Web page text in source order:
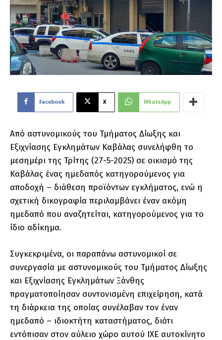
Facebook X WhatsApp
Από αστυνομικούς του Τμήματος Δίωξης και
Εξιχνίασης Εγκλημάτων Καβάλας συνελήφθη το
μεσημέρι της Τρίτης (27-5-2025) σε οικισμό της
Καβάλας ένας ημεδαπός κατηγορούμενος για
αποδοχή – διάθεση προϊόντων εγκλήματος, ενώ η
σχετική δικογραφία περιλαμβάνει έναν ακόμη
ημεδαπό που αναζητείται, κατηγορούμενος για το
ίδιο αδίκημα.
Συγκεκριμένα, οι παραπάνω αστυνομικοί σε
συνεργασία με αστυνομικούς του Τμήματος Δίωξης
και Εξιχνίασης Εγκλημάτων Ξάνθης
πραγματοποίησαν συντονισμένη επιχείρηση, κατά
τη διάρκεια της οποίας συνέλαβαν τον έναν
ημεδαπό – ιδιοκτήτη καταστήματος, διότι
εντόπισαν στον αύλειο χώρο αυτού ΙΧΕ αυτοκίνητο